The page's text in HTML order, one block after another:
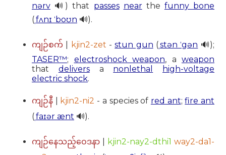
nərv 🔊) that passes nearthe funny bone
(ˌfʌnɪ ˈboʊn 🔊).
ကျဉ်စက် kjin2-zet -stun gun (ˌstən ˈgən 🔊);
TASER™; electroshock weapon, a weapon
that deliversa nonlethal
high-voltage
electric shock.
ကျဉ်နီ kjin2-ni2 - a species of red ant;fire ant
(ˌfaɪər ænt 🔊).
ကျဉ်နေသည့်ဝေဒနာ kjin2-nay2-dthi1 way2-da1-